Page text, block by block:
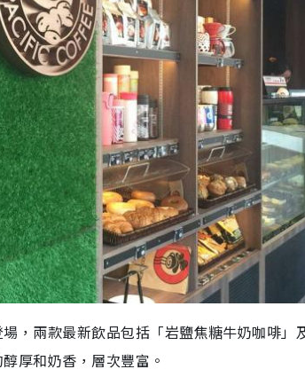
，兩款最新飲品包括「岩鹽焦糖牛奶咖啡
厚和奶香，層次豐富。